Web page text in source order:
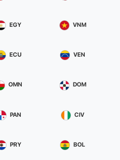
EGY VNM
ECU VEN
OMN DOM
PAN CIV
PRY BOL